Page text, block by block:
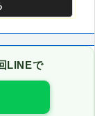
LINEで